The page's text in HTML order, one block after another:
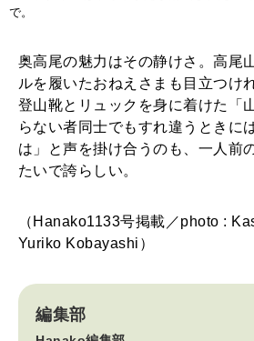
で。
奥高尾の魅力はその静けさ。高尾
ルを履いたおねえさまも目立つけ
登山靴とリュックを身に着けた「
らない者同士でもすれ違うときに
は」と声を掛け合うのも、一人前
たいで誇らしい。
（Hanako1133号掲載／photo :
Yuriko Kobayashi）
編集部